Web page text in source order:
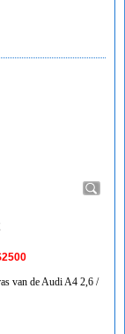
van de Audi A4 2,6 /